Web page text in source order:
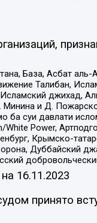
База, Асбат аль-
Талибан,
джихад,
и Д.
суи давлати
Power,
Крымско-
Дуббайский
16.11.2023
принято